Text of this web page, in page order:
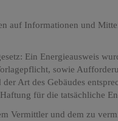
auf Informationen und
Ein Energieausweis
sowie
Art des Gebäudes
für die tatsächliche
Vermittler und dem zu